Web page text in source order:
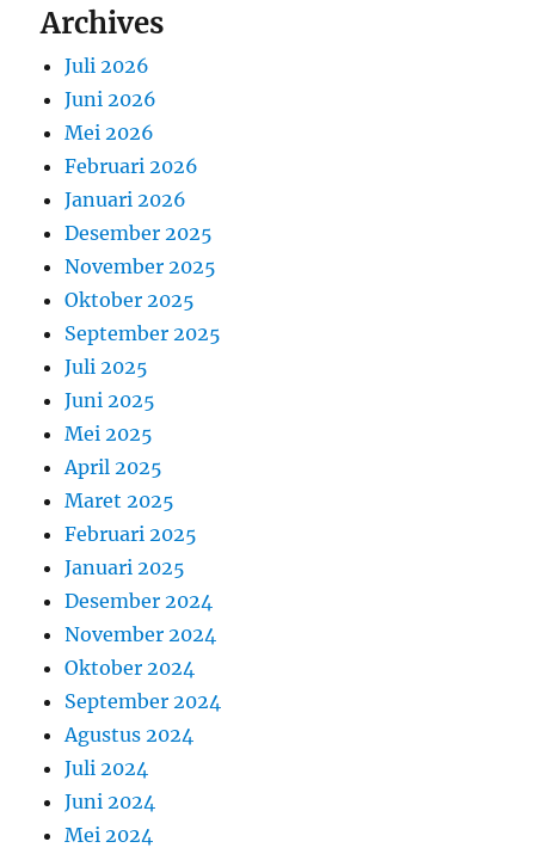
Archives
Juli 2026
Juni 2026
Mei 2026
Februari 2026
Januari 2026
Desember 2025
November 2025
Oktober 2025
September 2025
Juli 2025
Juni 2025
Mei 2025
April 2025
Maret 2025
Februari 2025
Januari 2025
Desember 2024
November 2024
Oktober 2024
September 2024
Agustus 2024
Juli 2024
Juni 2024
Mei 2024